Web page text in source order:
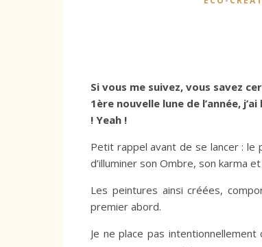
Si vous me suivez, vous savez
1ère nouvelle lune de l’année,
! Yeah !
Petit rappel avant de se lancer :
d’illuminer son Ombre, son karma
Les peintures ainsi créées,
premier abord.
Je ne place pas